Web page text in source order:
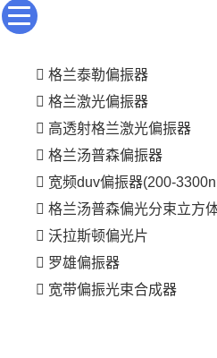
格兰泰勒偏振器
格兰激光偏振器
高透射格兰激光偏振器
格兰汤普森偏振器
宽频duv偏振器(200-
格兰汤普森偏光分束立方
沃拉斯顿偏光片
罗雄偏振器
宽带偏振光束合成器